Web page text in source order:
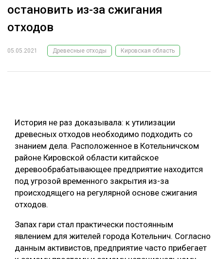
ЛЕСНОЕ ХОЗЯЙСТВО
ЛЕСОЗАГОТОВКА
ОБРАБОТКА ДРЕВЕСИНЫ
ЛЕСОВОССТАНОВЛЕНИЕ И ЗАЩИТА
ЛОГИСТИКА
ПРОИЗВОДСТВО ДРЕВЕСНЫХ ПЛИТ
ЦБП
КОМПЛЕКСНАЯ ПЕРЕРАБОТКА
ЛЕСОПИЛЕНИЕ
ДЕРЕВЯННОЕ ДОМОСТРОЕНИЕ
ТЕМАТИЧЕСКИЕ ПРОЕКТЫ
ПОДБОРКИ СТАТЕЙ
остановить из-за сжигания
отходов
05.05.2021 Древесные отходы Кировская область
История не раз доказывала: к утилизации
древесных отходов необходимо подходить со
знанием дела. Расположенное в Котельничском
районе Кировской области китайское
деревообрабатывающее предприятие находится
под угрозой временного закрытия из-за
происходящего на регулярной основе сжигания
отходов.
Запах гари стал практически постоянным
явлением для жителей города Котельнич. Согласно
данным активистов, предприятие часто прибегает